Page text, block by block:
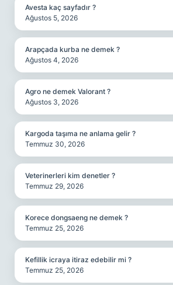
Avesta kaç sayfadır ?
Ağustos 5, 2026
Arapçada kurba ne demek ?
Ağustos 4, 2026
Agro ne demek Valorant ?
Ağustos 3, 2026
Kargoda taşıma ne anlama gelir ?
Temmuz 30, 2026
Veterinerleri kim denetler ?
Temmuz 29, 2026
Korece dongsaeng ne demek ?
Temmuz 25, 2026
Kefillik icraya itiraz edebilir mi ?
Temmuz 25, 2026